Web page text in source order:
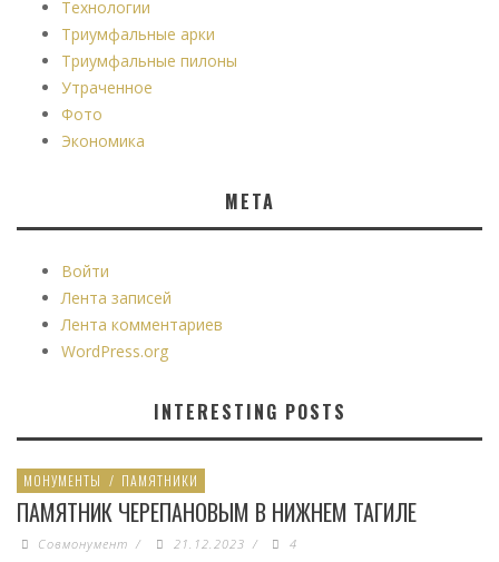
Технологии
Триумфальные арки
Триумфальные пилоны
Утраченное
Фото
Экономика
МЕТА
Войти
Лента записей
Лента комментариев
WordPress.org
INTERESTING POSTS
МОНУМЕНТЫ / ПАМЯТНИКИ
ПАМЯТНИК ЧЕРЕПАНОВЫМ В НИЖНЕМ ТАГИЛЕ
Совмонумент / 21.12.2023 / 4